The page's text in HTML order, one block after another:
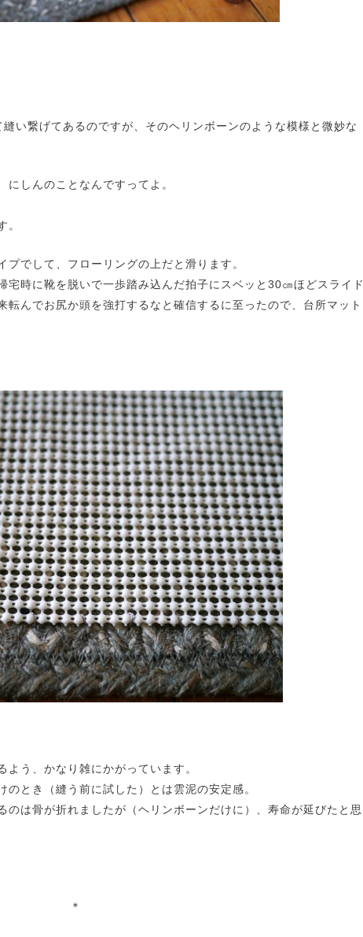
い繋げてあるのですが、そのヘリンボーンのような模様と微妙な
しんのことなんですってよ。
。
でして、フローリングの上だと滑ります。
宅時に靴を脱いで一歩踏み込んだ拍子にスベッと30㎝ほどスライド
転んでお尻か頭を強打するなと確信するに至ったので、台所マット
う、かなり雑にかがっています。
とき（縫う前に試した）とは雲泥の安定感。
のは骨が折れましたが（ヘリンボーンだけに）、寿命が延びたと思
＊